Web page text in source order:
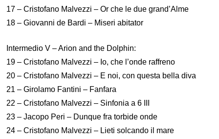
17 – Cristofano Malvezzi – Or che le due grand’Alme
18 – Giovanni de Bardi – Miseri abitator
Intermedio V – Arion and the Dolphin:
19 – Cristofano Malvezzi – Io, che l’onde raffreno
20 – Cristofano Malvezzi – E noi, con questa bella diva
21 – Girolamo Fantini – Fanfara
22 – Cristofano Malvezzi – Sinfonia a 6 III
23 – Jacopo Peri – Dunque fra torbide onde
24 – Cristofano Malvezzi – Lieti solcando il mare